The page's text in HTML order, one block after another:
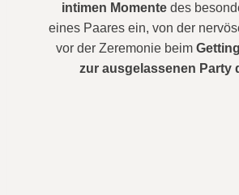
intimen Momente des
eines Paares ein, von der
vor der Zeremonie beim
zur ausgelassenen Party